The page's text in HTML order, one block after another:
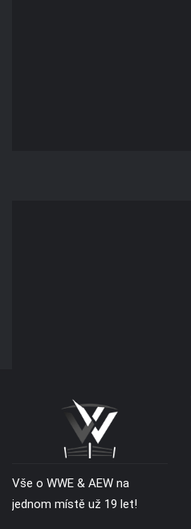
Vše o WWE & AEW na
jednom místě už 19 let!